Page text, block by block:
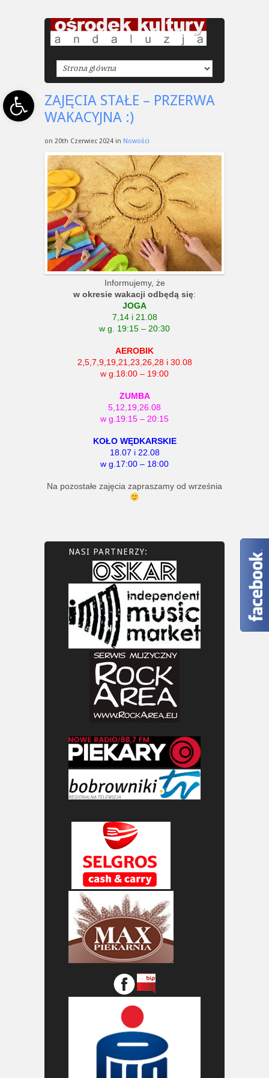
Open toolbarZAJĘCIA STAŁE – PRZERWA
WAKACYJNA :)
on 20th Czerwiec 2024 in Nowości
Informujemy, że
w okresie wakacji odbędą się:
JOGA
7,14 i 21.08
w g. 19:15 – 20:30
AEROBIK
2,5,7,9,19,21,23,26,28 i 30.08
w g.18:00 – 19:00
ZUMBA
5,12,19,26.08
w g.19:15 – 20:15
KOŁO WĘDKARSKIE
18.07 i 22.08
w g.17:00 – 18:00
Na pozostałe zajęcia zapraszamy od września
NASI PARTNERZY: